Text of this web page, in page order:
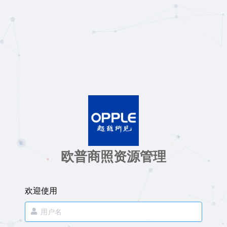
欧普商照资源管理
欢迎使用